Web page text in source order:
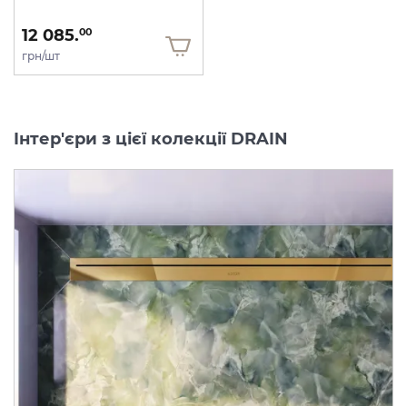
12 085.00
грн/шт
Інтер'єри з цієї колекції DRAIN